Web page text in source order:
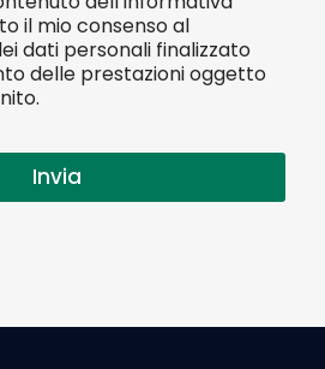
il mio consenso al
dati personali finalizzato
delle prestazioni oggetto
Invia